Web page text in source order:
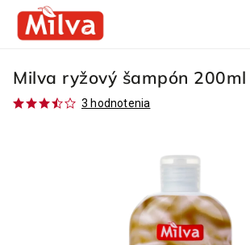
Milva ryžový šampón 200ml
3 hodnotenia